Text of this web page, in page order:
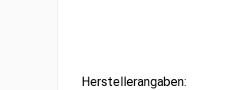
Herstellerangaben: